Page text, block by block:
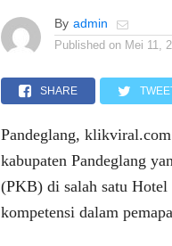
By admin
Published on Mei 11,
SHARE
Pandeglang,
kabupaten Pandeglang
(PKB) di salah satu Hotel
kompetensi dalam